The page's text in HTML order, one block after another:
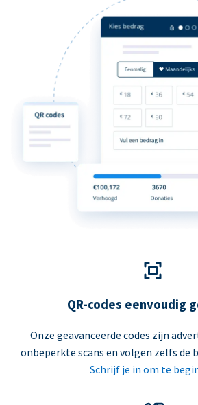
QR-codes eenvoudig
Onze geavanceerde codes zijn
onbeperkte scans en volgen zelfs de
Schrijf je in om te